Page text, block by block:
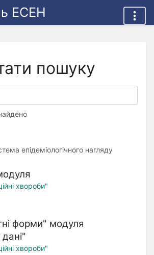
ЕСЕН
пошуку
епідеміологічного нагляду
хвороби"
форми" модуля
дані"
хвороби"